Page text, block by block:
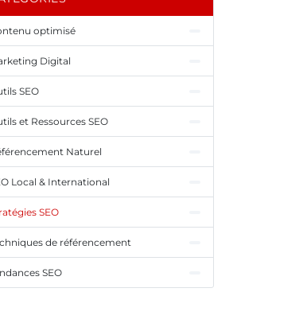
optimisé
Digital
SEO
et Ressources SEO
Naturel
Local & International
SEO
de référencement
SEO